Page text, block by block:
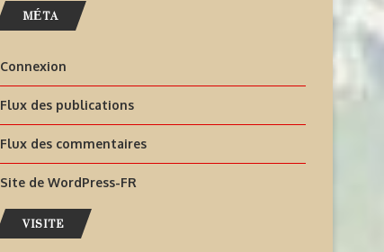
MÉTA
Connexion
Flux des publications
Flux des commentaires
Site de WordPress-FR
VISITE